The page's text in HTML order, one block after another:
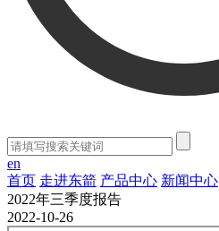
en
首页 走进东箭 产品中心 新闻中心
2022年三季度报告
2022-10-26